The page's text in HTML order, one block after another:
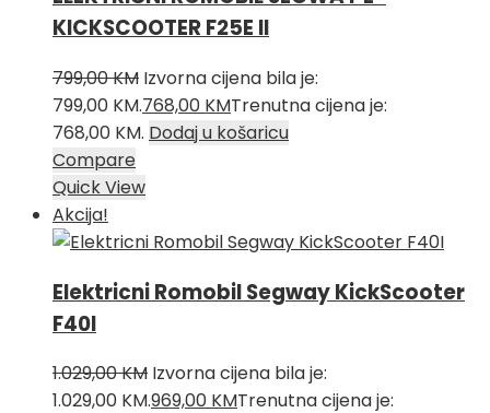
KICKSCOOTER F25E II
799,00KM Izvorna cijena bila je:
799,00 KM.768,00 KMTrenutna cijena je:
768,00 KM. Dodaj u košaricu
Compare
Quick View
Akcija!
Elektricni Romobil Segway KickScooter
F40I
1.029,00KM Izvorna cijena bila je:
1.029,00 KM.969,00 KMTrenutna cijena je: